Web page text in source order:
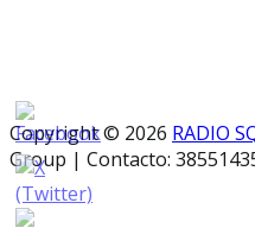
Copyright © 2026 RADIO
Group | Contacto: